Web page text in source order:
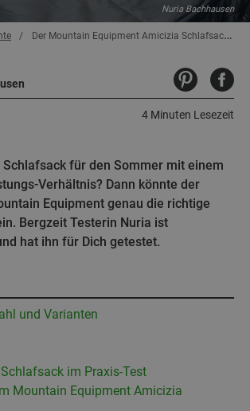
Nuria Bachhausen
Der Mountain Equipment Amicizia Schlafsack im Test
4 Minuten Lesezeit
Schlafsack für den Sommer mit einem
Verhältnis? Dann könnte der
Equipment genau die richtige
Bergzeit Testerin Nuria ist
hat ihn für Dich getestet.
und Varianten
im Praxis-Test
Mountain Equipment Amicizia